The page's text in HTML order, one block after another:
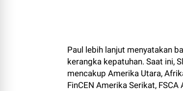
Paul lebih lanjut menyatakan
kerangka kepatuhan. Saat ini,
mencakup Amerika Utara,
FinCEN Amerika Serikat,